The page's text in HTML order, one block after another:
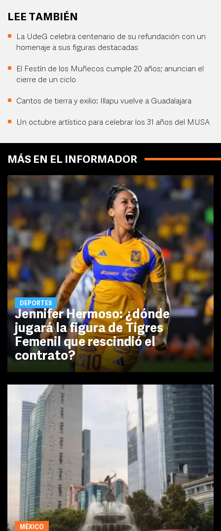
LEE TAMBIÉN
La UdeG celebra centenario de su refundación con un
homenaje a sus figuras destacadas
El Festín de los Muñecos cumple 20 años; anuncian el
cierre de un ciclo
Cantos de tierra y exilio: Illapu vuelve a Guadalajara
Un octubre artístico para celebrar los 31 años del MUSA
MÁS EN EL INFORMADOR
DEPORTES
Jennifer Hermoso: ¿dónde
jugará la figura de Tigres
Femenil que rescindió el
contrato?
MÉXICO